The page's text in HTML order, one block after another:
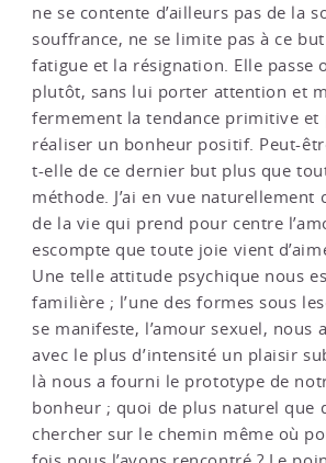
ne se contente d’ailleurs pas de la
souffrance, ne se limite pas à ce
fatigue et la résignation. Elle passe
plutôt, sans lui porter attention et
fermement la tendance primitive et
réaliser un bonheur positif. Peut-
t-elle de ce dernier but plus que
méthode. J’ai en vue naturellement
de la vie qui prend pour centre
escompte que toute joie vient
Une telle attitude psychique nous
familière ; l’une des formes sous
se manifeste, l’amour sexuel, nous
avec le plus d’intensité un plaisir
là nous a fourni le prototype de
bonheur ; quoi de plus naturel que
chercher sur le chemin même où